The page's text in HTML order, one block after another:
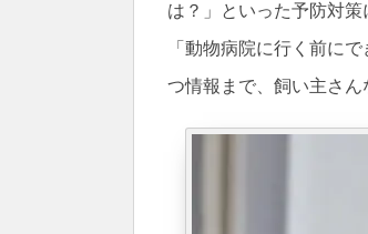
は？」といった予防対
「動物病院に行く前に
つ情報まで、飼い主さん